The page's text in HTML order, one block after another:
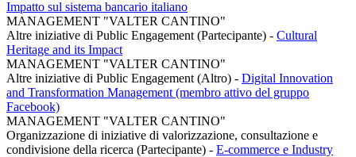
Impatto sul sistema bancario italiano
MANAGEMENT "VALTER CANTINO"
Altre iniziative di Public Engagement (Partecipante) - Cultural
Heritage and its Impact
MANAGEMENT "VALTER CANTINO"
Altre iniziative di Public Engagement (Altro) - Digital Innovation
and Transformation Management (membro attivo del gruppo
Facebook)
MANAGEMENT "VALTER CANTINO"
Organizzazione di iniziative di valorizzazione, consultazione e
condivisione della ricerca (Partecipante) - E-commerce e Industry